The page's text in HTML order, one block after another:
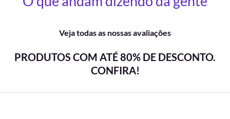
Veja todas as nossas avaliações
PRODUTOS COM ATÉ 80% DE DESCONTO.
CONFIRA!